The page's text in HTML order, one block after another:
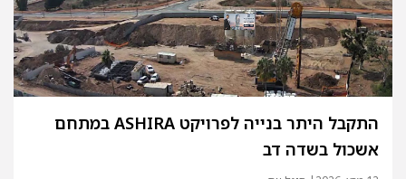
התקבל היתר בנייה לפרויקט ASHIRA במתחם
אשכול בשדה דב